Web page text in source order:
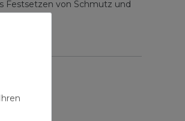
Festsetzen von Schmutz und